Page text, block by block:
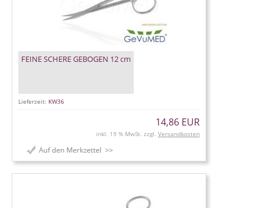
FEINE SCHERE GEBOGEN 12 cm
Lieferzeit: KW36
14,86 EUR
inkl. 19 % MwSt. zzgl. Versandkosten